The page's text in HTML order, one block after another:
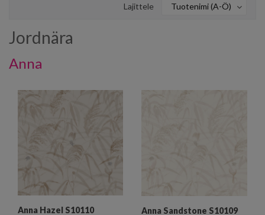
Lajittele Tuotenimi (A-Ö)
Jordnära
Anna
Anna Hazel S10110
Anna Sandstone S10109